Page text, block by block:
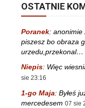
OSTATNIE
Poranek: anonimie
piszesz bo obraza
urzedu,przekonal…
Niepis: Więc
sie 23:16
1-go Maja: Byłeś
mercedesem 07 sie